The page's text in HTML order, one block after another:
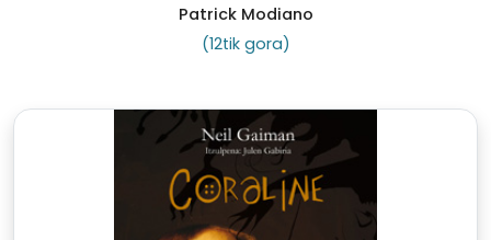
Patrick Modiano
(12tik gora)